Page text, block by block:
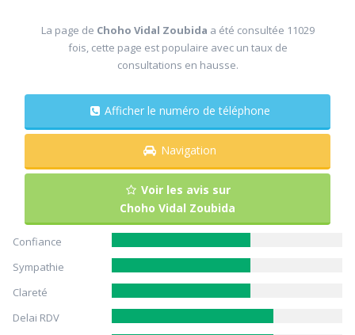
La page de Choho Vidal Zoubida a été consultée 11029
fois, cette page est populaire avec un taux de
consultations en hausse.
Afficher le numéro de téléphone
Navigation
Voir les avis sur
Choho Vidal Zoubida
Confiance
Sympathie
Clareté
Delai RDV